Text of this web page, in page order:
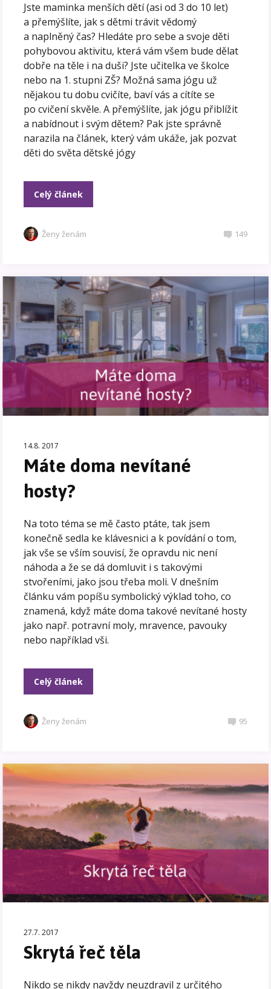
Jste maminka menších dětí (asi od 3 do 10 let)
a přemýšlíte, jak s dětmi trávit vědomý
a naplněný čas? Hledáte pro sebe a svoje děti
pohybovou aktivitu, která vám všem bude dělat
dobře na těle i na duši? Jste učitelka ve školce
nebo na 1. stupni ZŠ? Možná sama jógu už
nějakou tu dobu cvičíte, baví vás a cítíte se
po cvičení skvěle. A přemýšlíte, jak jógu přiblížit
a nabídnout i svým dětem? Pak jste správně
narazila na článek, který vám ukáže, jak pozvat
děti do světa dětské jógy
Celý článek
Ženy ženám 149
14.8. 2017
Máte doma nevítané
hosty?
Na toto téma se mě často ptáte, tak jsem
konečně sedla ke klávesnici a k povídání o tom,
jak vše se vším souvisí, že opravdu nic není
náhoda a že se dá domluvit i s takovými
stvořeními, jako jsou třeba moli. V dnešním
článku vám popíšu symbolický výklad toho, co
znamená, když máte doma takové nevítané hosty
jako např. potravní moly, mravence, pavouky
nebo například vši.
Celý článek
Ženy ženám 95
27.7. 2017
Skrytá řeč těla
Nikdo se nikdy navždy neuzdravil z určitého